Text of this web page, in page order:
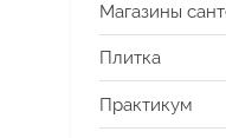
Магазины
Плитка
Практикум